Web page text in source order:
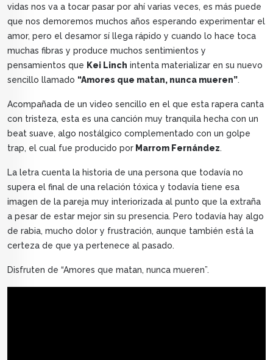
vidas nos va a tocar pasar por ahí varias veces, es más puede
que nos demoremos muchos años esperando experimentar el
amor, pero el desamor sí llega rápido y cuando lo hace toca
muchas fibras y produce muchos sentimientos y
pensamientos que Kei Linch intenta materializar en su nuevo
sencillo llamado “Amores que matan, nunca mueren”.
Acompañada de un video sencillo en el que esta rapera canta
con tristeza, esta es una canción muy tranquila hecha con un
beat suave, algo nostálgico complementado con un golpe
trap, el cual fue producido por Marrom Fernández.
La letra cuenta la historia de una persona que todavía no
supera el final de una relación tóxica y todavía tiene esa
imagen de la pareja muy interiorizada al punto que la extraña
a pesar de estar mejor sin su presencia. Pero todavía hay algo
de rabia, mucho dolor y frustración, aunque también está la
certeza de que ya pertenece al pasado.
Disfruten de “Amores que matan, nunca mueren”.